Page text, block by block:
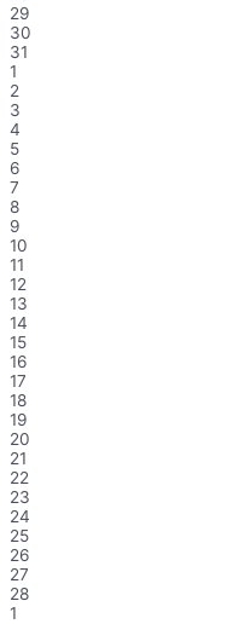
29
30
31
1
2
3
4
5
6
7
8
9
10
11
12
13
14
15
16
17
18
19
20
21
22
23
24
25
26
27
28
1